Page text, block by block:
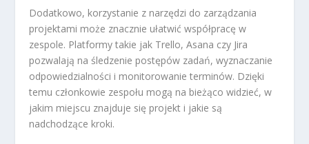
Dodatkowo, korzystanie z narzędzi do zarządzania
projektami może znacznie ułatwić współpracę w
zespole. Platformy takie jak Trello, Asana czy Jira
pozwalają na śledzenie postępów zadań, wyznaczanie
odpowiedzialności i monitorowanie terminów. Dzięki
temu członkowie zespołu mogą na bieżąco widzieć, w
jakim miejscu znajduje się projekt i jakie są
nadchodzące kroki.